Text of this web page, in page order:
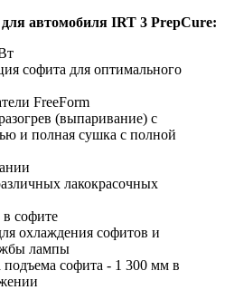
автомобиля IRT 3 PrepCure:
софита для оптимального
FreeForm
(выпаривание) с
и полная сушка с полной
лакокрасочных
софите
охлаждения софитов и
лампы
софита - 1 300 мм в